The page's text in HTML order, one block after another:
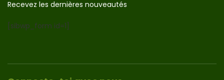
Recevez les dernières nouveautés
[sibwp_form id=1]